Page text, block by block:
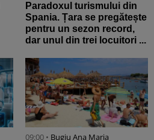
Paradoxul turismului din
Spania. Țara se pregătește
pentru un sezon record,
dar unul din trei locuitori ...
09:00 • Bugiu ⁠Ana Maria